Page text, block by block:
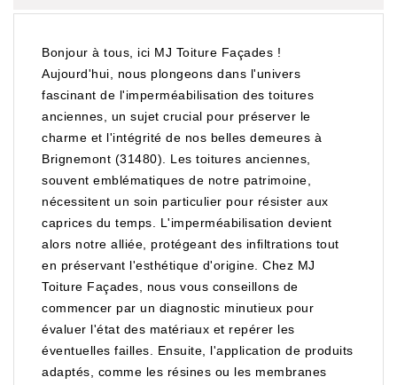
Bonjour à tous, ici MJ Toiture Façades !
Aujourd'hui, nous plongeons dans l'univers
fascinant de l'imperméabilisation des toitures
anciennes, un sujet crucial pour préserver le
charme et l'intégrité de nos belles demeures à
Brignemont (31480). Les toitures anciennes,
souvent emblématiques de notre patrimoine,
nécessitent un soin particulier pour résister aux
caprices du temps. L'imperméabilisation devient
alors notre alliée, protégeant des infiltrations tout
en préservant l'esthétique d'origine. Chez MJ
Toiture Façades, nous vous conseillons de
commencer par un diagnostic minutieux pour
évaluer l'état des matériaux et repérer les
éventuelles failles. Ensuite, l'application de produits
adaptés, comme les résines ou les membranes